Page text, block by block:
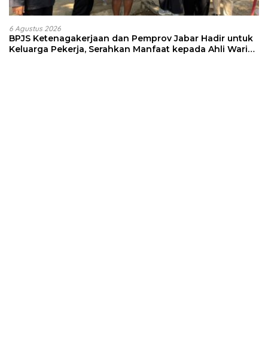
6 Agustus 2026
BPJS Ketenagakerjaan dan Pemprov Jabar Hadir untuk
Keluarga Pekerja, Serahkan Manfaat kepada Ahli Waris